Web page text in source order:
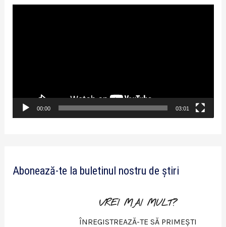
o
00:00 03:01
Abonează-te la buletinul nostru de știri
VREI MAI MULT?
ÎNREGISTREAZĂ-TE SĂ PRIMEȘTI